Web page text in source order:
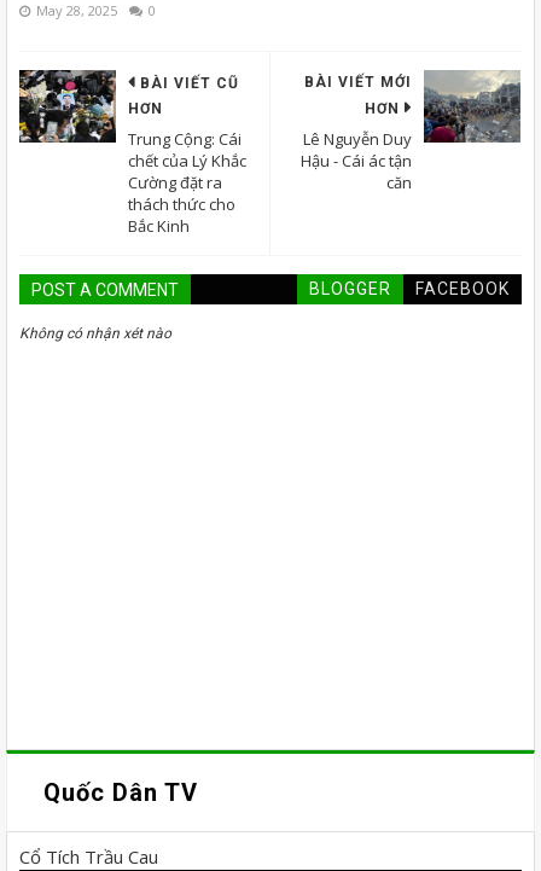
May 28, 2025 0
BÀI VIẾT MỚI
HƠN
Lê Nguyễn Duy
Hậu - Cái ác tận
căn
BÀI VIẾT CŨ
HƠN
Trung Cộng: Cái
chết của Lý Khắc
Cường đặt ra
thách thức cho
Bắc Kinh
POST A COMMENT BLOGGER FACEBOOK
Không có nhận xét nào
Quốc Dân TV
Cổ Tích Trầu Cau